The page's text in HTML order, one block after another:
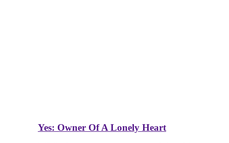
Yes: Owner Of A Lonely Heart